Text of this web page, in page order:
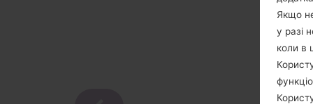
Якщо
у разі
коли в